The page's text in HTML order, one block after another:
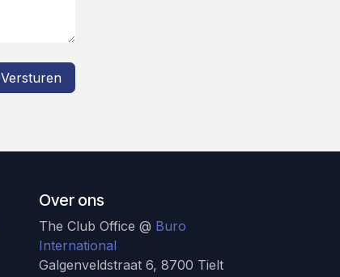
Versturen
Over ons
The Club Office @ Buro
International
Galgenveldstraat 6, 8700 Tielt